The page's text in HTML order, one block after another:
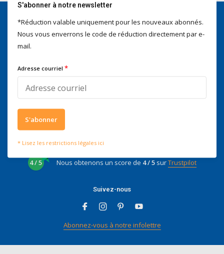
Nous serons heureux d'aider
Ce que disent nos clients
4 / 5 Nous obtenons un score de 4 / 5surTrustpilot
Suivez-nous
Abonnez-vous à notre infolettre
S'abonner à notre newsletter
*Réduction valable uniquement pour les nouveaux abonnés.
Nous vous enverrons le code de réduction directement par e-
mail.
Adresse courriel *
S'abonner
* Lisez les restrictions légales ici